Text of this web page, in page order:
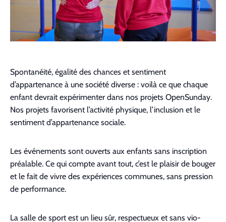
Spon­tanéité, égal­ité des chances et sen­ti­ment
d’appartenance à une société diverse : voilà ce que chaque
enfant devrait expéri­menter dans nos pro­jets Open­Sun­day.
Nos pro­jets favorisent l’activité physique, l’inclusion et le
sen­ti­ment d’appartenance sociale.
Les événe­ments sont ouverts aux enfants sans inscrip­tion
préal­able. Ce qui compte avant tout, c’est le plaisir de bouger
et le fait de vivre des expéri­ences com­munes, sans pres­sion
de per­for­mance.
La salle de sport est un lieu sûr, respectueux et sans vio­